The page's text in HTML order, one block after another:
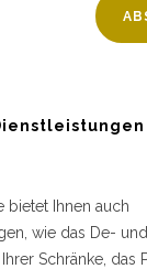
bietet Ihnen auch
wie das De- und
Schränke, das